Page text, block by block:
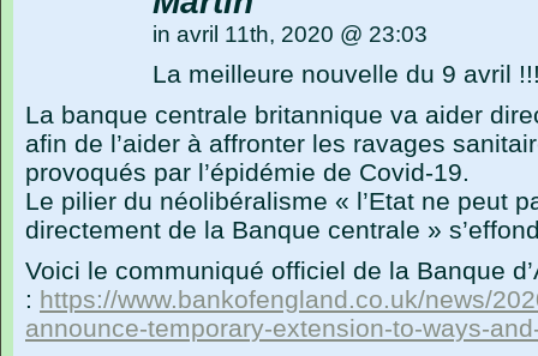
in avril 11th, 2020 @ 23:03
La meilleure nouvelle du 9 avril
La banque centrale britannique va aider
afin de l’aider à affronter les ravages
provoqués par l’épidémie de Covid-19.
Le pilier du néolibéralisme « l’Etat ne peut
directement de la Banque centrale »
Voici le communiqué officiel de la Banque
: https://www.bankofengland.co.uk/news/
announce-temporary-extension-to-ways-